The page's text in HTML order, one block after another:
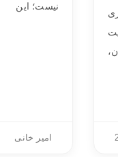
نیست؛ این
امیر خانی